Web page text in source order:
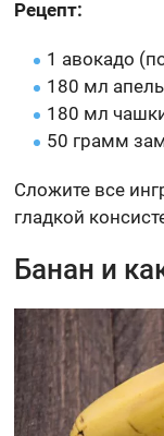
Рецепт:
1 авокадо
180 мл
180 мл
50 грамм
Сложите все
гладкой
Банан и